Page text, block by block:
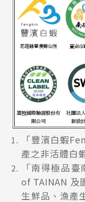
「豐濱白蝦
產之非活體白
「南得極品
of TAINAN 及
生鮮品、漁產